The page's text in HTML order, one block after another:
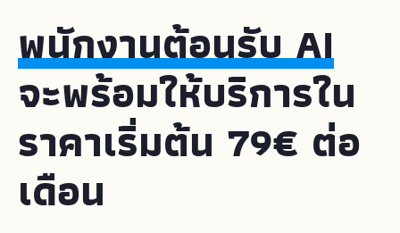
พนักงานต้อนรับ AI
จะพร้อมให้บริการใน
ราคาเริ่มต้น 79€ ต่อ
เดือน